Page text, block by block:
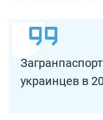
украинцев в